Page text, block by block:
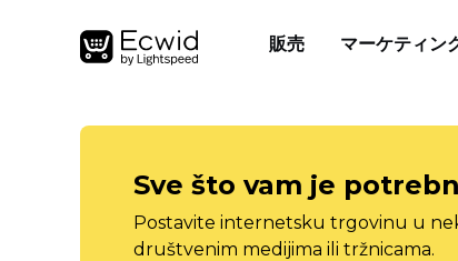
販売 マーケティン
Sve što vam je
Postavite internetsku trgovinu u
društvenim medijima ili tržnicama.